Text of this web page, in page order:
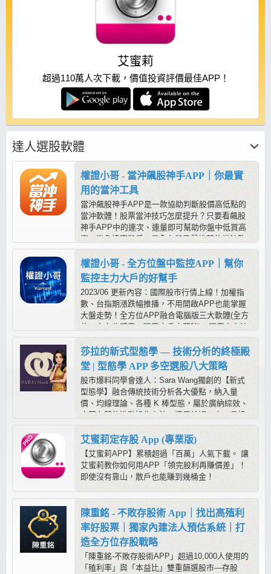
艾蜜莉
超過110萬人次下載，價值投資評價最佳APP！
達人選股軟體
權證小哥 - 當沖飆股神手APP｜你最實
用的當沖工具
當沖飆股神手APP是一款協助判斷股價高低點的
當沖軟體！股票當沖技巧怎麼提升？只要看飆股
神手APP中的連次、連量即可幫助你盤中低買高
賣，避免追高殺低，是全台股民最推薦的當沖軟
體！
權證小哥 - 全方位盤中監控APP｜幫你
監控主力大戶的好幫手
2023/06 更新內容：國際股市行情上線！加權指
數、台指期漲跌幅推播，不用開啟APP也能掌握
大盤走勢！全方位APP融合電腦版三大軟體(全方
位、主力收購表、玩家大戶大蒐秘)，獨家主力流
水牆，幫助您一眼看出主力盤中多空方向！(本商
品不含PC軟體)
莎拉的新式型態學 — 技術分析的終極殿
堂 | 型態學 APP 多空選股八大策略
股市爆料同學會達人：Sara Wang獨創的【新式
型態學】融合傳統技術分析各大優點，納入量
價、均線理論、各種 K 棒型態，屬於廣納綜效、
去蕪存菁的進階操作心法，適用於短、中、長線
操作，是在股市中求穩定獲利的最佳方程式；而
【莎拉的型態學教室APP】提供多空六大策略，
搭配《心動指標》輔助判斷，進可攻、退可守，
靠程式幫忙抓出標的後，只需要用型態學快速判
別，就容易抓到起漲起跌！
艾蜜莉定存股 App (專業版)
【艾蜜莉APP】累積超過「百萬」人氣下載。 讓
艾蜜莉教你如何用APP「領完股利再賺價差」！
即使沒有靠山，散戶也能賺到幾桶金！
陳重銘 - 不敗存股術 App｜找出高殖利
率好股票｜獨家內建法人預估系統｜打
造全方位存股戰略
「陳重銘-不敗存股術APP」超過10,000人使用的
「殖利率」與「本益比」雙重篩選股市—存股